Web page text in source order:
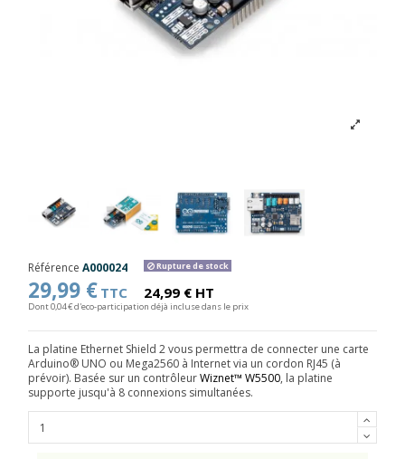
Référence A000024 Rupture de stock
29,99 € TTC 24,99 € HT
Dont 0,04 € d'eco-participation déjà incluse dans le prix
La platine Ethernet Shield 2 vous permettra de connecter une carte
Arduino® UNO ou Mega2560 à Internet via un cordon RJ45 (à
prévoir). Basée sur un contrôleurWiznet™ W5500, la platine
supporte jusqu'à 8 connexions simultanées.